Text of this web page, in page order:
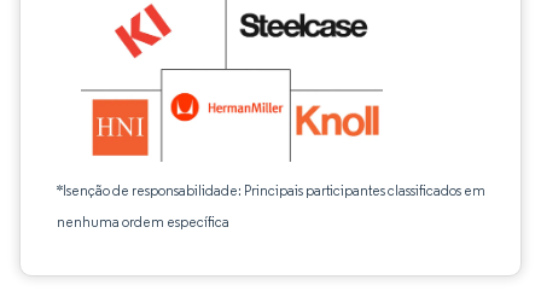
*Isenção de responsabilidade: Principais participantes classificados em
nenhuma ordem específica